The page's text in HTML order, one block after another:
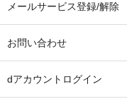
メールサービス登録/解除
お問い合わせ
dアカウントログイン